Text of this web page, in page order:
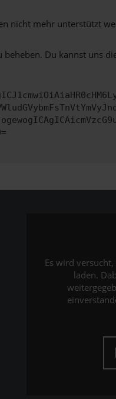
nicht mehr unterstützt
Du kannst uns
Es wird
laden.